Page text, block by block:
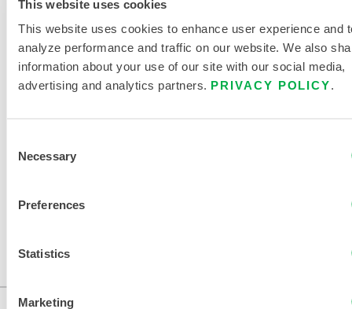
This website uses cookies
This website uses cookies to enhance user experience and
analyze performance and traffic on our website. We also
information about your use of our site with our social media,
advertising and analytics partners. PRIVACY POLICY.
Selection
Necessary
Preferences
Statistics
Marketing
Ce produit n'est pas vendu dans votre région. Vous pouvez
modifier votre région en haut de la page.
Ce produit n'est pas vendu dans votre région. Vous pouvez
modifier votre région en haut de la page.
modifier votre région en haut de la page.
Ce produit n'est pas vendu dans votre région. Vous pouvez